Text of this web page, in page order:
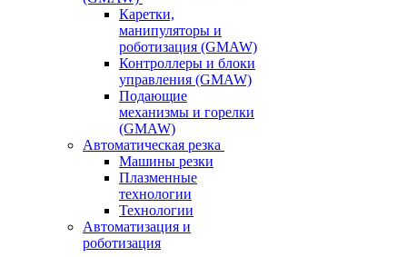
Каретки,
манипуляторы и
роботизация (GMAW)
Контроллеры и блоки
управления (GMAW)
Подающие
механизмы и горелки
(GMAW)
Автоматическая резка
Машины резки
Плазменные
технологии
Технологии
Автоматизация и
роботизация